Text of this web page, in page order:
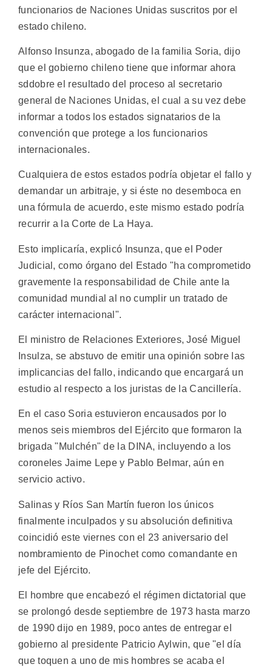
funcionarios de Naciones Unidas suscritos por el
estado chileno.
Alfonso Insunza, abogado de la familia Soria, dijo
que el gobierno chileno tiene que informar ahora
sddobre el resultado del proceso al secretario
general de Naciones Unidas, el cual a su vez debe
informar a todos los estados signatarios de la
convención que protege a los funcionarios
internacionales.
Cualquiera de estos estados podría objetar el fallo y
demandar un arbitraje, y si éste no desemboca en
una fórmula de acuerdo, este mismo estado podría
recurrir a la Corte de La Haya.
Esto implicaría, explicó Insunza, que el Poder
Judicial, como órgano del Estado "ha comprometido
gravemente la responsabilidad de Chile ante la
comunidad mundial al no cumplir un tratado de
carácter internacional".
El ministro de Relaciones Exteriores, José Miguel
Insulza, se abstuvo de emitir una opinión sobre las
implicancias del fallo, indicando que encargará un
estudio al respecto a los juristas de la Cancillería.
En el caso Soria estuvieron encausados por lo
menos seis miembros del Ejército que formaron la
brigada "Mulchén" de la DINA, incluyendo a los
coroneles Jaime Lepe y Pablo Belmar, aún en
servicio activo.
Salinas y Ríos San Martín fueron los únicos
finalmente inculpados y su absolución definitiva
coincidió este viernes con el 23 aniversario del
nombramiento de Pinochet como comandante en
jefe del Ejército.
El hombre que encabezó el régimen dictatorial que
se prolongó desde septiembre de 1973 hasta marzo
de 1990 dijo en 1989, poco antes de entregar el
gobierno al presidente Patricio Aylwin, que "el día
que toquen a uno de mis hombres se acaba el